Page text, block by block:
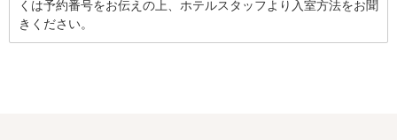
くは予約番号をお伝えの上、ホテルスタッフより入室方法をお聞
きください。